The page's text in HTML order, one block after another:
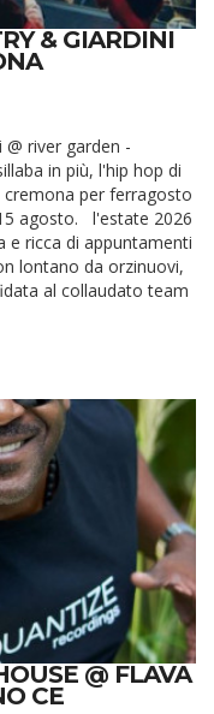
& GIARDINI
river garden -
in più, l'hip hop di
cremona per ferragosto
agosto. l'estate 2026
e ricca di appuntamenti
lontano da orzinuovi,
al collaudato team
@ FLAVA
CE